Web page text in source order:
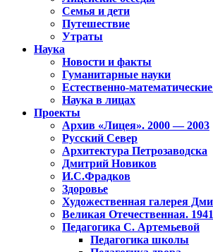
Семья и дети
Путешествие
Утраты
Наука
Новости и факты
Гуманитарные науки
Естественно-
Наука в лицах
Проекты
Архив «Лицея». 2000 — 2003
Русский Север
Архитектура Петрозаводска
Дмитрий Новиков
И.С.Фрадков
Здоровье
Художественная галерея
Великая Отечественная.
Педагогика С. Артемьевой
Педагогика школы